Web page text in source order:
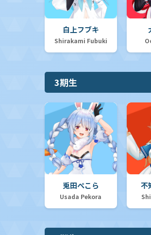
白上フブキ
Shirakami Fubuki
3期生
兎田ぺこら
Usada Pekora
不